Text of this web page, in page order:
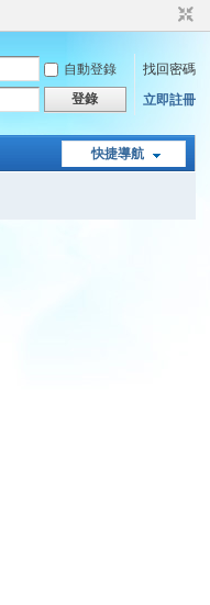
自動登錄
找回密碼
登錄 立即註冊
快捷導航